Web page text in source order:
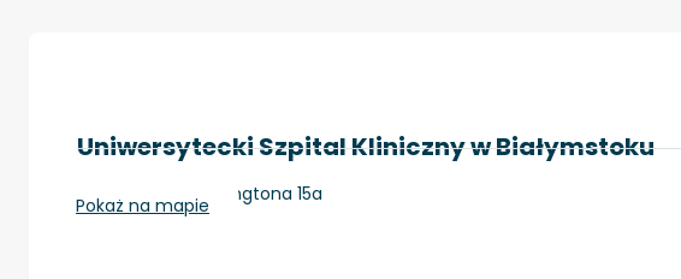
Uniwersytecki Szpital Kliniczny w Białymstoku
Białystok, Waszyngtona 15a
Pokaż na mapie